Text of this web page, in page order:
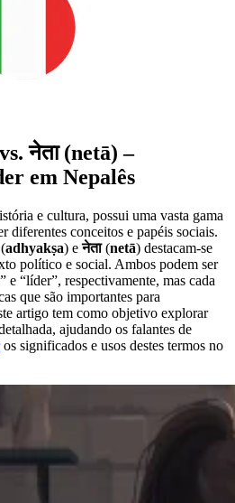
नेता (netā) –
em Nepalês
e cultura, possui uma vasta gama
diferentes conceitos e papéis sociais.
adhyakṣa) eनेता(netā) destacam-se
político e social. Ambos podem ser
e “líder”, respectivamente, mas cada
que são importantes para
artigo tem como objetivo explorar
ajudando os falantes de
os significados e usos destes termos no